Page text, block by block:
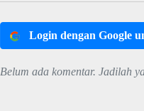
Login dengan Google
Belum ada komentar. Jadilah